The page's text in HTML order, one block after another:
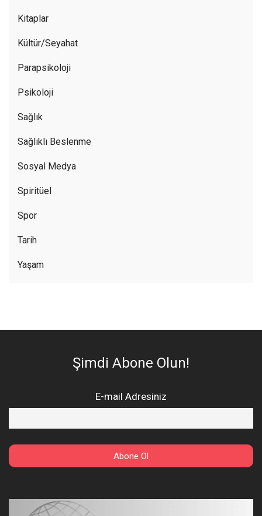
Kitaplar
Kültür/Seyahat
Parapsikoloji
Psikoloji
Sağlık
Sağlıklı Beslenme
Sosyal Medya
Spiritüel
Spor
Tarih
Yaşam
Şimdi Abone Olun!
E-mail Adresiniz